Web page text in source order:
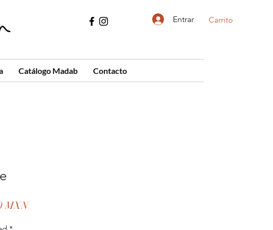
Entrar Carrito
Catálogo Madab Contacto
MXNPrecio